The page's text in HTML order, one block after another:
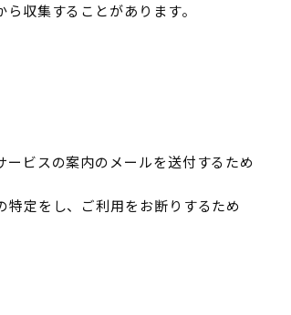
収集することがあります。
ビスの案内のメールを送付するため
定をし、ご利用をお断りするため